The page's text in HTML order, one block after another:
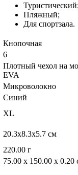
Туристический;
Пляжный;
Для спортзала.
Кнопочная
6
Плотный чехол на
EVA
Микроволокно
Синий
XL
20.3x8.3x5.7 см
220.00 г
75.00 x 150.00 x 0.20